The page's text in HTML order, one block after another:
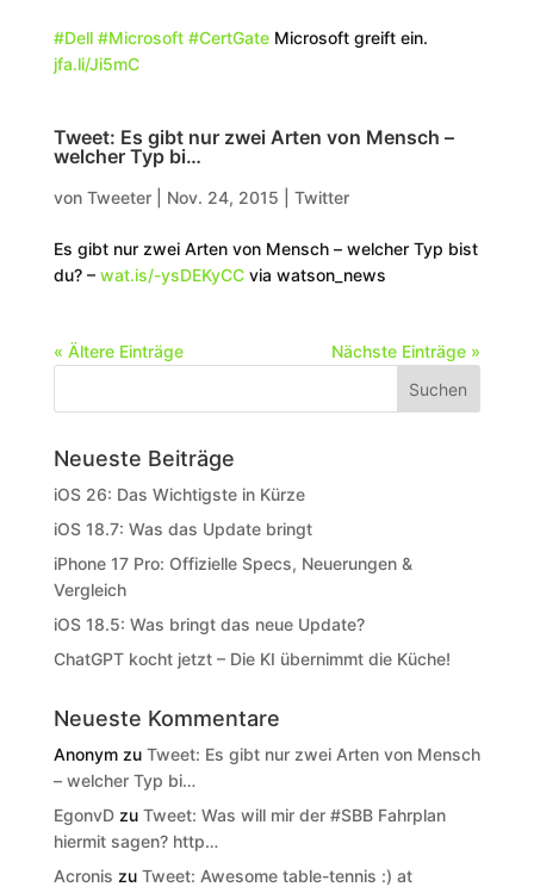
#Dell #Microsoft #CertGateMicrosoft greift ein.
jfa.li/Ji5mC
Tweet: Es gibt nur zwei Arten von Mensch –
welcher Typ bi…
von Tweeter| Nov. 24, 2015 Twitter
Es gibt nur zwei Arten von Mensch – welcher Typ bist
du? – wat.is/-ysDEKyCCvia watson_news
« Ältere Einträge Nächste Einträge »
Neueste Beiträge
iOS 26: Das Wichtigste in Kürze
iOS 18.7: Was das Update bringt
iPhone 17 Pro: Offizielle Specs, Neuerungen &
Vergleich
iOS 18.5: Was bringt das neue Update?
ChatGPT kocht jetzt – Die KI übernimmt die Küche!
Neueste Kommentare
Anonymzu Tweet: Es gibt nur zwei Arten von Mensch
– welcher Typ bi…
EgonvDzu Tweet: Was will mir der #SBB Fahrplan
hiermit sagen? http…
Acronis zu Tweet: Awesome table-tennis :) at